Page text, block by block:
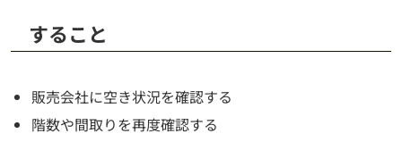
すること
販売会社に空き状況を確認する
階数や間取りを再度確認する